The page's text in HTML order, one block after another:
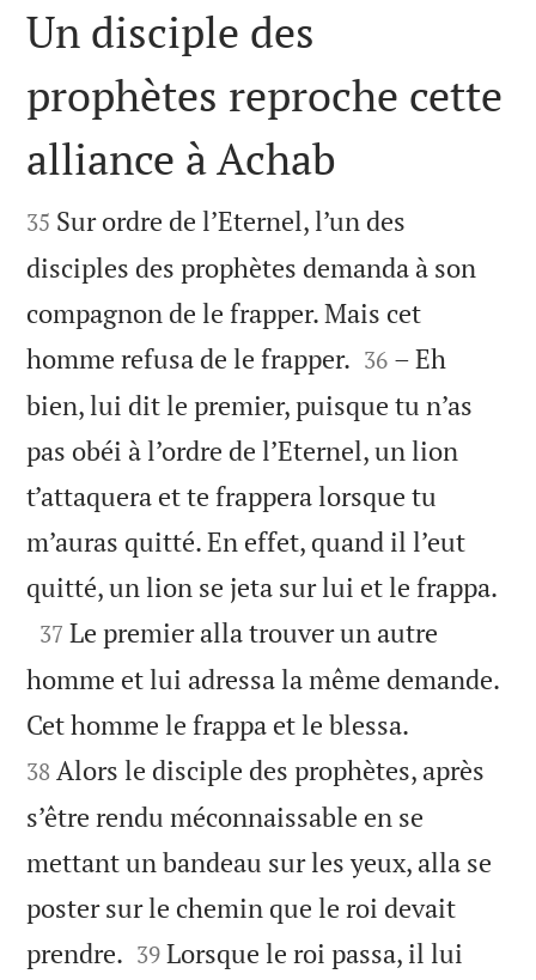

Un disciple des
prophètes reproche cette
alliance à Achab

35 Sur ordre de l’Eternel, l’un des
disciples des prophètes demanda à son
compagnon de le frapper. Mais cet
homme refusa de le frapper. 

36 – Eh
bien, lui dit le premier, puisque tu n’as
pas obéi à l’ordre de l’Eternel, un lion
t’attaquera et te frappera lorsque tu
m’auras quitté. En effet, quand il l’eut
quitté, un lion se jeta sur lui et le frappa.

37 Le premier alla trouver un autre
homme et lui adressa la même demande.
Cet homme le frappa et le blessa.
38 Alors le disciple des prophètes, après
s’être rendu méconnaissable en se
mettant un bandeau sur les yeux, alla se
poster sur le chemin que le roi devait
prendre. 

39 Lorsque le roi passa, il lui